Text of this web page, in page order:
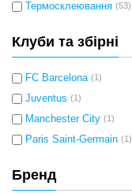
Термосклеювання (53)
Клуби та збірні
FC Barcelona (1)
Juventus (1)
Manchester City (1)
Paris Saint-Germain (1)
Бренд